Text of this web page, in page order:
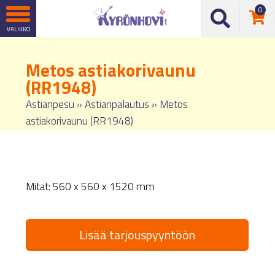
0
Metos astiakorivaunu
(RR1948)
Astianpesu »Astianpalautus » Metos
astiakorivaunu (RR1948)
Mitat: 560 x 560 x 1520 mm
Lisää tarjouspyyntöön